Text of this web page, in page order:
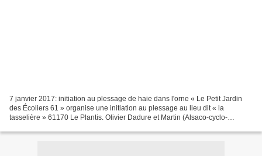
7 janvier 2017: initiation au plessage de haie dans l'orne « Le Petit Jardin
des Écoliers 61 » organise une initiation au plessage au lieu dit « la
tasselière » 61170 Le Plantis. Olivier Dadure et Martin (Alsaco-cyclo-